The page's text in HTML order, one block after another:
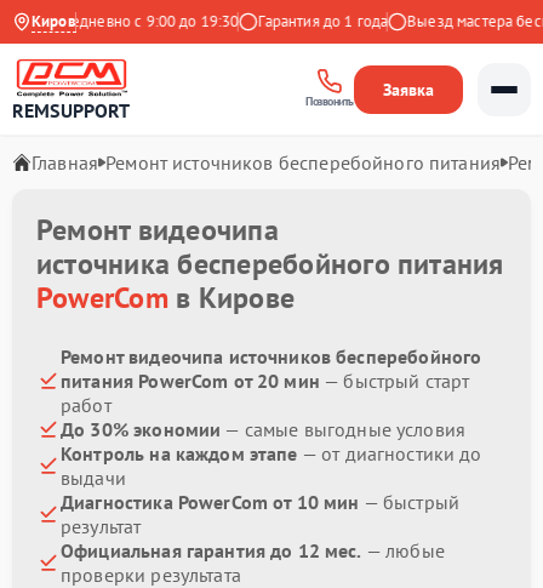
Киров
Ежедневно с 9:00 до 19:30 Гарантия до 1 года Выезд мастера
REMSUPPORT Позвонить
Заявка
Главная Ремонт источников бесперебойного питания
Ремонт видеочипа
источника бесперебойного питания
PowerComв Кирове
Ремонт видеочипа источников бесперебойного
питания PowerCom от 20 мин — быстрый старт
работ
До 30% экономии — самые выгодные условия
Контроль на каждом этапе — от диагностики до
выдачи
Диагностика PowerCom от 10 мин — быстрый
результат
Официальная гарантия до 12 мес. — любые
проверки результата